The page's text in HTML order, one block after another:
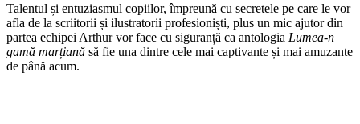
Talentul și entuziasmul copiilor, împreună cu secretele pe care le vor
afla de la scriitorii și ilustratorii profesioniști, plus un mic ajutor din
partea echipei Arthur vor face cu siguranță ca antologia Lumea-n
gamă marțiană să fie una dintre cele mai captivante și mai amuzante
de până acum.